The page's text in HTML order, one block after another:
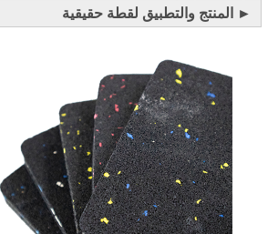
► المنتج والتطبيق لقطة حقيقية